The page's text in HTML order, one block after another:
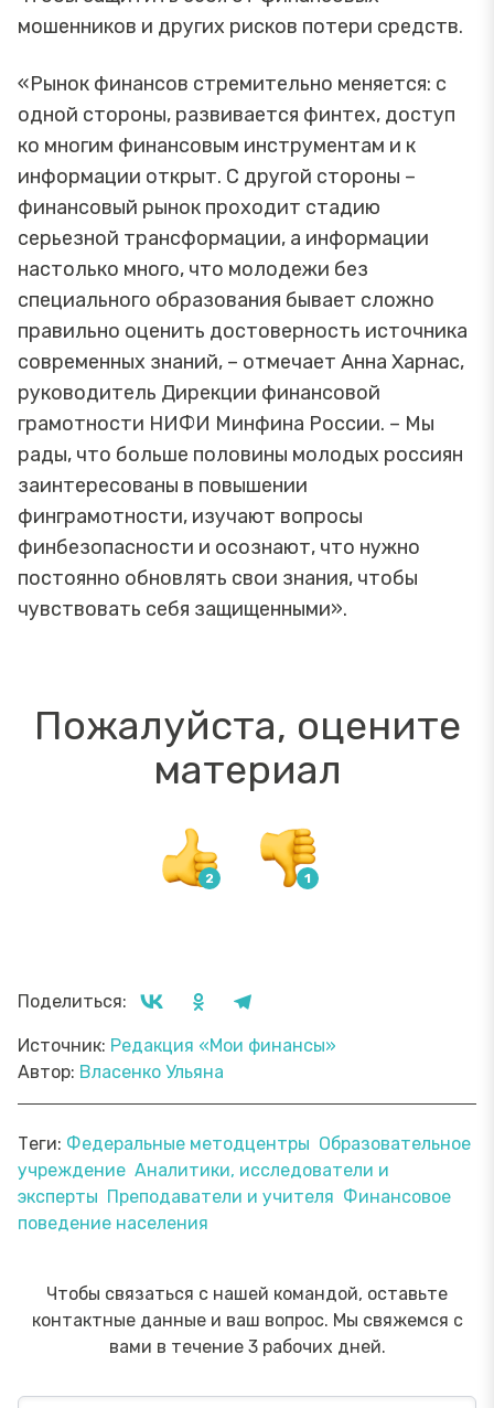
мошенников и других рисков потери средств.
«Рынок финансов стремительно меняется: с
одной стороны, развивается финтех, доступ
ко многим финансовым инструментам и к
информации открыт. С другой стороны –
финансовый рынок проходит стадию
серьезной трансформации, а информации
настолько много, что молодежи без
специального образования бывает сложно
правильно оценить достоверность источника
современных знаний, – отмечает Анна Харнас,
руководитель Дирекции финансовой
грамотности НИФИ Минфина России. – Мы
рады, что больше половины молодых россиян
заинтересованы в повышении
финграмотности, изучают вопросы
финбезопасности и осознают, что нужно
постоянно обновлять свои знания, чтобы
чувствовать себя защищенными».
Пожалуйста, оцените
материал
Поделиться:
Источник: Редакция «Мои финансы»
Автор: Власенко Ульяна
Теги: Федеральные методцентры Образовательное
учреждение Аналитики, исследователи и
эксперты Преподаватели и учителя Финансовое
поведение населения
Чтобы связаться с нашей командой, оставьте
контактные данные и ваш вопрос. Мы свяжемся с
вами в течение 3 рабочих дней.